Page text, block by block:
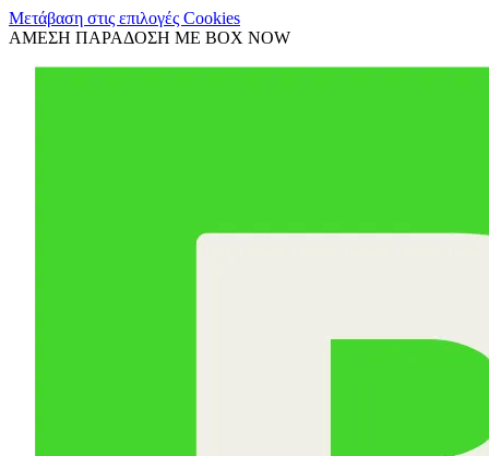
Μετάβαση στις επιλογές Cookies
ΑΜΕΣΗ ΠΑΡΑΔΟΣΗ ΜΕ BOX NOW